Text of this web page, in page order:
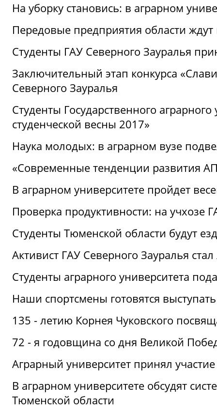
На уборку становись: в аграрном
Передовые предприятия области ждут
Студенты ГАУ Северного Зауралья
Заключительный этап конкурса
Северного Зауралья
Студенты Государственного
студенческой весны 2017»
Наука молодых: в аграрном вузе
«Современные тенденции развития
В аграрном университете пройдет
Проверка продуктивности: на учхозе
Студенты Тюменской области будут
Активист ГАУ Северного Зауралья
Студенты аграрного университета
Наши спортсмены готовятся
135 - летию Корнея Чуковского
72 - я годовщина со дня Великой
Аграрный университет принял
В аграрном университете обсудят
Тюменской области